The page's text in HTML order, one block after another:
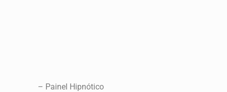
Painel Hipnótico